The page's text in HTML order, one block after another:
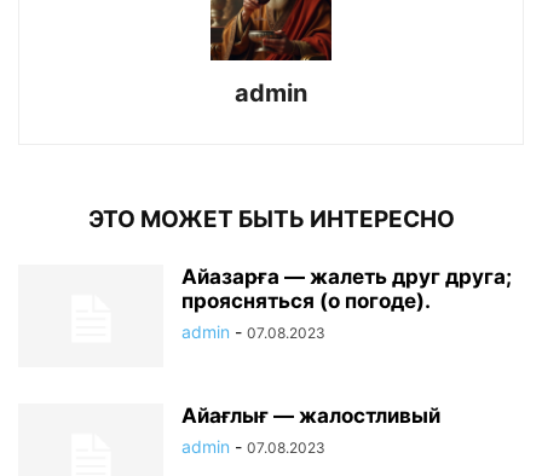
admin
ЭТО МОЖЕТ БЫТЬ ИНТЕРЕСНО
Айазарға — жалеть друг друга;
проясняться (о погоде).
admin - 07.08.2023
Айағлығ — жалостливый
admin - 07.08.2023